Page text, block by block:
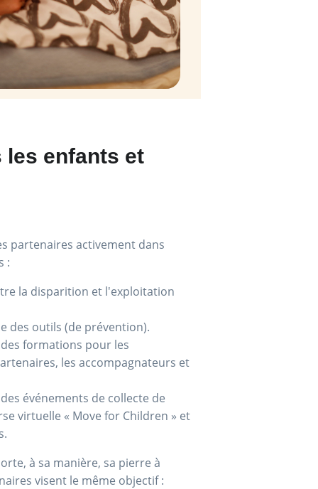
les enfants et
partenaires activement dans
:
la disparition et l'exploitation
des outils (de prévention).
formations pour les
les accompagnateurs et
événements de collecte de
virtuelle « Move for Children » et
à sa manière, sa pierre à
visent le même objectif :